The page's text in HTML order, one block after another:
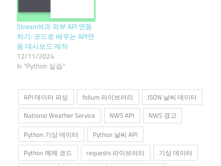
Streamlit과 외부 API 연동
하기: 코드로 배우는 API연
동 대시보드 제작
12/11/2024
In "Python 실습"
API 데이터 파싱 folium 라이브러리
JSON 날씨 데이터
National Weather Service
NWS API
NWS 경고
Python 기상 데이터
Python 날씨 API
Python 예제 코드
requests 라이브러리 기상 데이터